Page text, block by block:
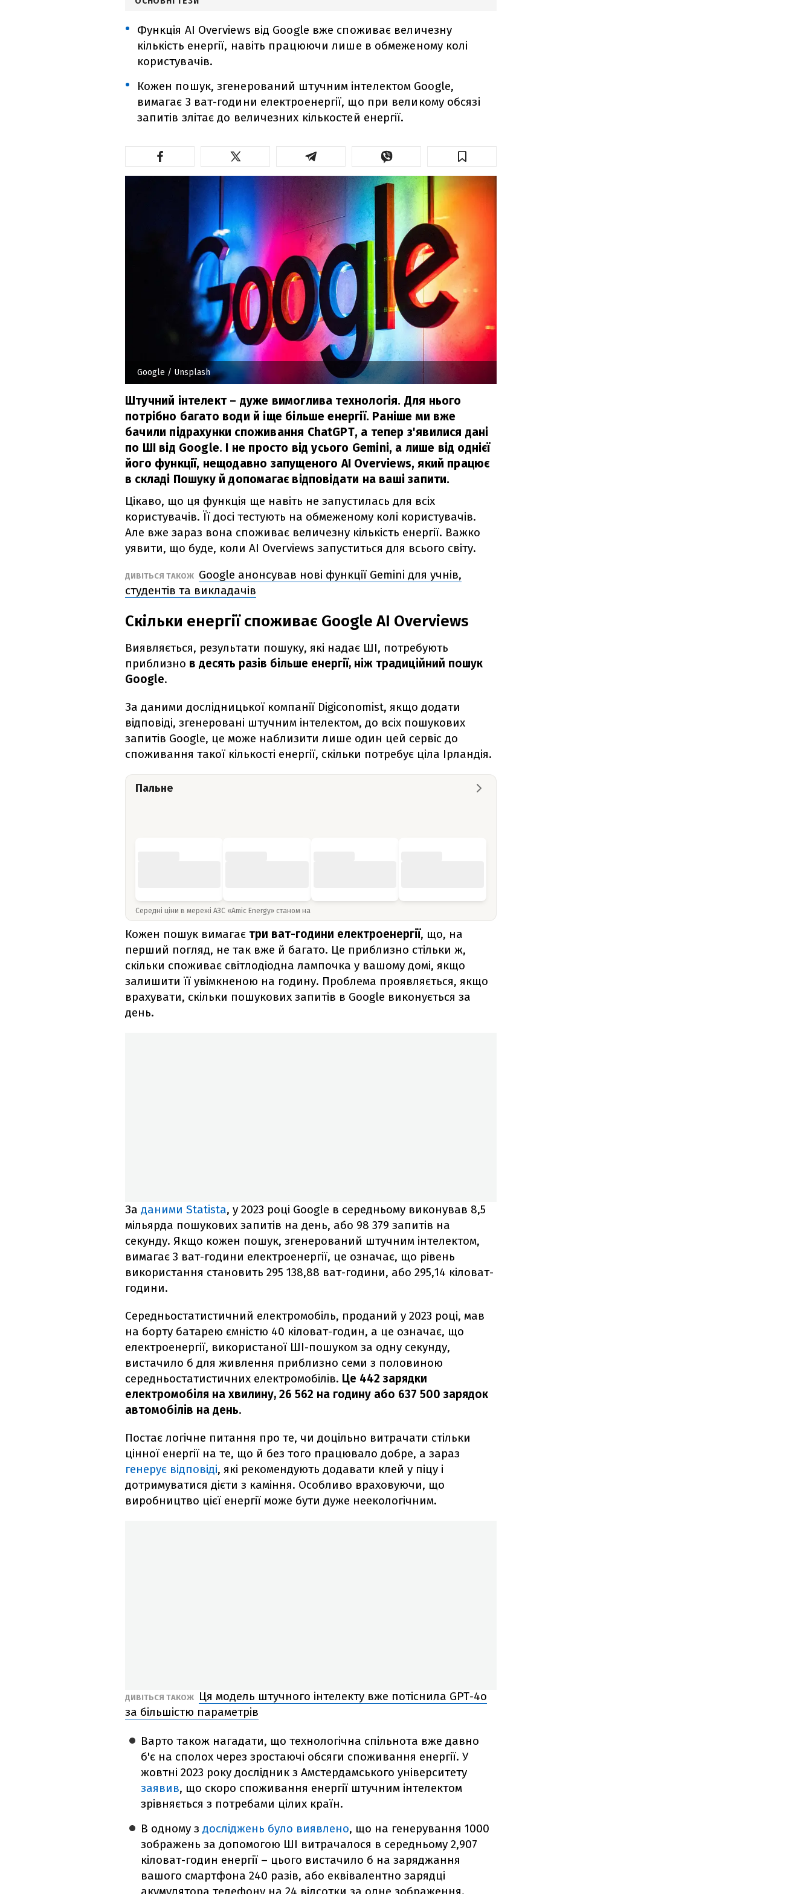
Функція AI Overviews від Google вже споживає величезну
кількість енергії, навіть працюючи лише в обмеженому колі
користувачів.
Кожен пошук, згенерований штучним інтелектом Google,
вимагає 3 ват-години електроенергії, що при великому обсязі
запитів злітає до величезних кількостей енергії.
Google / Unsplash
Штучний інтелект – дуже вимоглива технологія. Для нього
потрібно багато води й іще більше енергії. Раніше ми вже
бачили підрахунки споживання ChatGPT, а тепер з'явилися дані
по ШІ від Google. І не просто від усього Gemini, а лише від однієї
його функції, нещодавно запущеного AI Overviews, який працює
в складі Пошуку й допомагає відповідати на ваші запити.
Цікаво, що ця функція ще навіть не запустилась для всіх
користувачів. Її досі тестують на обмеженому колі користувачів.
Але вже зараз вона споживає величезну кількість енергії. Важко
уявити, що буде, коли AI Overviews запуститься для всього світу.
ДИВІТЬСЯ ТАКОЖ Google анонсував нові функції Gemini для учнів,
студентів та викладачів
Скільки енергії споживає Google AI Overviews
Виявляється, результати пошуку, які надає ШІ, потребують
приблизно в десять разів більше енергії, ніж традиційний пошук
Google.
За даними дослідницької компанії Digiconomist, якщо додати
відповіді, згенеровані штучним інтелектом, до всіх пошукових
запитів Google, це може наблизити лише один цей сервіс до
споживання такої кількості енергії, скільки потребує ціла Ірландія.
Пальне
Середні ціни в мережі АЗС «Amic Energy» станом на
Кожен пошук вимагає три ват-години електроенергії, що, на
перший погляд, не так вже й багато. Це приблизно стільки ж,
скільки споживає світлодіодна лампочка у вашому домі, якщо
залишити її увімкненою на годину. Проблема проявляється, якщо
врахувати, скільки пошукових запитів в Google виконується за
день.
За даними Statista, у 2023 році Google в середньому виконував 8,5
мільярда пошукових запитів на день, або 98 379 запитів на
секунду. Якщо кожен пошук, згенерований штучним інтелектом,
вимагає 3 ват-години електроенергії, це означає, що рівень
використання становить 295 138,88 ват-години, або 295,14 кіловат-
години.
Середньостатистичний електромобіль, проданий у 2023 році, мав
на борту батарею ємністю 40 кіловат-годин, а це означає, що
електроенергії, використаної ШІ-пошуком за одну секунду,
вистачило б для живлення приблизно семи з половиною
середньостатистичних електромобілів. Це 442 зарядки
електромобіля на хвилину, 26 562 на годину або 637 500 зарядок
автомобілів на день.
Постає логічне питання про те, чи доцільно витрачати стільки
цінної енергії на те, що й без того працювало добре, а зараз
генерує відповіді, які рекомендують додавати клей у піцу і
дотримуватися дієти з каміння. Особливо враховуючи, що
виробництво цієї енергії може бути дуже неекологічним.
ДИВІТЬСЯ ТАКОЖ
Ця модель штучного інтелекту вже потіснила GPT-4o
за більшістю параметрів
Варто також нагадати, що технологічна спільнота вже давно
б'є на сполох через зростаючі обсяги споживання енергії. У
жовтні 2023 року дослідник з Амстердамського університету
заявив, що скоро споживання енергії штучним інтелектом
зрівняється з потребами цілих країн.
В одному здосліджень було виявлено, що на генерування 1000
зображень за допомогою ШІ витрачалося в середньому 2,907
кіловат-годин енергії – цього вистачило б на заряджання
вашого смартфона 240 разів, або еквівалентно зарядці